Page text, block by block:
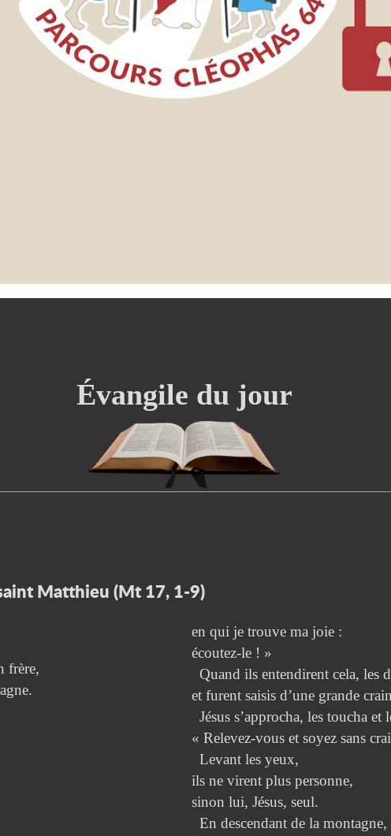
Évangile du jour
Matthieu (Mt 17, 1-9)
frère,
en qui je trouve ma joie :
écoutez-le ! »
Quand ils entendirent cela, les
et furent saisis d’une grande
Jésus s’approcha, les toucha et
« Relevez-vous et soyez sans
Levant les yeux,
ils ne virent plus personne,
sinon lui, Jésus, seul.
En descendant de la montagne,